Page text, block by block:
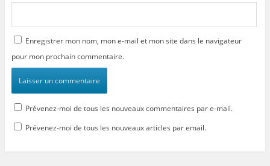
Enregistrer mon nom, mon e-mail et mon site dans le navigateur
pour mon prochain commentaire.
Prévenez-moi de tous les nouveaux commentaires par e-mail.
Prévenez-moi de tous les nouveaux articles par email.